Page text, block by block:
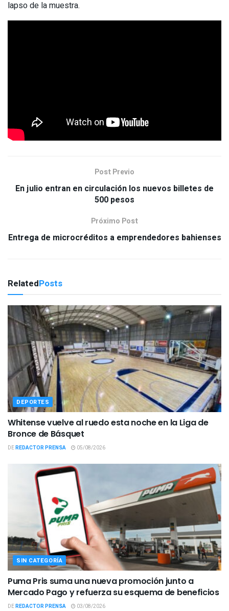
lapso de la muestra.
Post Previo
En julio entran en circulación los nuevos billetes de
500 pesos
Próximo Post
Entrega de microcréditos a emprendedores bahienses
RelatedPosts
DEPORTES
Whitense vuelve al ruedo esta noche en la Liga de
Bronce de Básquet
DEREDACTOR PRENSA 05/08/2026
SIN CATEGORÍA
Puma Pris suma una nueva promoción junto a
Mercado Pago y refuerza su esquema de beneficios
DEREDACTOR PRENSA 03/08/2026